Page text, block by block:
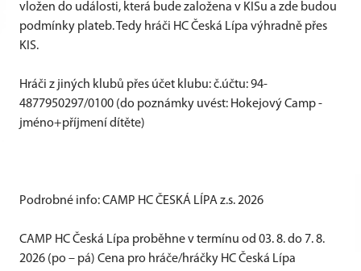
vložen do události, která bude založena v KISu a zde budou
podmínky plateb. Tedy hráči HC Česká Lípa výhradně přes
KIS.
Hráči z jiných klubů přes účet klubu: č.účtu: 94-
4877950297/0100 (do poznámky uvést: Hokejový Camp -
jméno+příjmení dítěte)
Podrobné info: CAMP HC ČESKÁ LÍPA z.s. 2026
CAMP HC Česká Lípa proběhne v termínu od 03. 8. do 7. 8.
2026 (po – pá) Cena pro hráče/hráčky HC Česká Lípa